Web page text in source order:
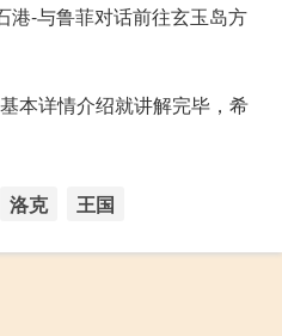
港-与鲁菲对话前往玄玉岛方
本详情介绍就讲解完毕，希
洛克 王国